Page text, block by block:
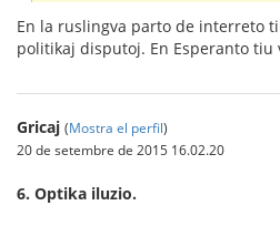
En la ruslingva parto de interreto
politikaj disputoj. En Esperanto tiu
Gricaj (Mostra el perfil)
20 de setembre de 2015 16.02.20
6. Optika iluzio.